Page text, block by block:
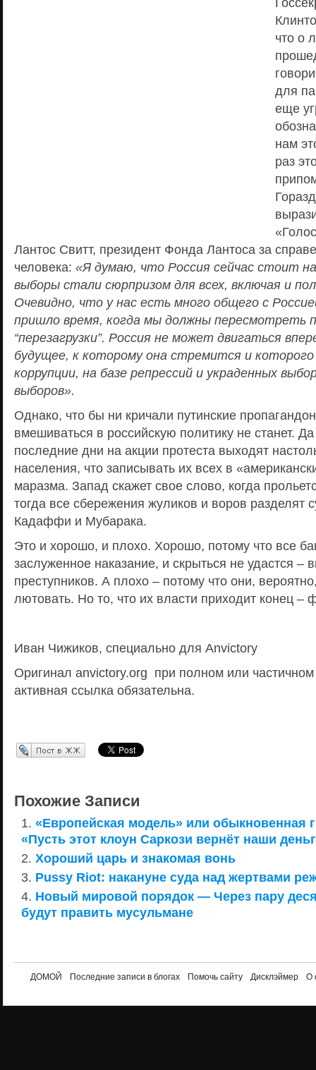
что о
для
еще
нам
раз
Лантос Свитт, президент Фонда Лантоса за
человека: «Я думаю, что Россия сейчас стоит
выборы стали сюрпризом для всех, включая и
Очевидно, что у нас есть много общего с
пришло время, когда мы должны пересмотреть
“перезагрузки”. Россия не может двигаться
будущее, к которому она стремится и которого
коррупции, на базе репрессий и украденных
выборов».
Однако, что бы ни кричали путинские
вмешиваться в российскую политику не станет.
последние дни на акции протеста выходят
населения, что записывать их всех в
маразма. Запад скажет свое слово, когда
тогда все сбережения жуликов и воров разделят
Кадаффи и Мубарака.
Это и хорошо, и плохо. Хорошо, потому что все
заслуженное наказание, и скрыться не удастся –
преступников. А плохо – потому что они,
лютовать. Но то, что их власти приходит конец –
Иван Чижиков, специально для Anvictory
Оригинал anvictory.org при полном или
активная ссылка обязательна.
Перепост в ЖЖ
Похожие Записи
«Европейская модель» или обыкновенная
«Пусть этот клоун Саркози вернёт наши
Хороший царь и знакомая вонь
Pussy Riot: накануне суда над жертвами
Новый мировой порядок — Через пару
будут править мусульмане
ДОМОЙ Последние записи в блогах Помочь сайту Дисклэймер О